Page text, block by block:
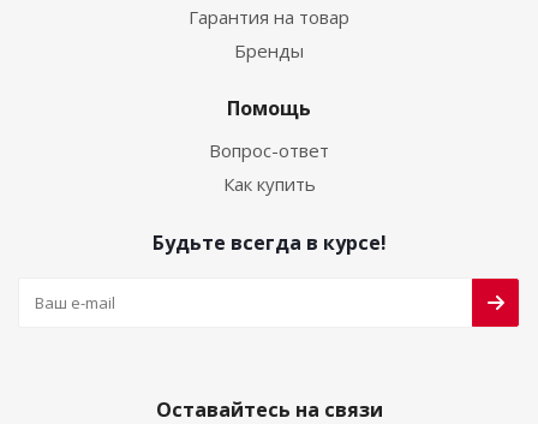
Гарантия на товар
Бренды
Помощь
Вопрос-ответ
Как купить
Будьте всегда в курсе!
Оставайтесь на связи